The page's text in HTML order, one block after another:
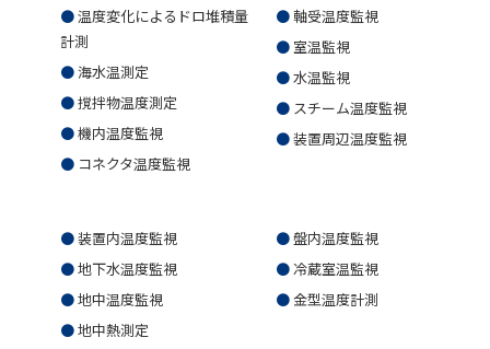
温度変化によるドロ堆積量
計測
海水温測定
撹拌物温度測定
機内温度監視
コネクタ温度監視
軸受温度監視
室温監視
水温監視
スチーム温度監視
装置周辺温度監視
装置内温度監視
地下水温度監視
地中温度監視
地中熱測定
盤内温度監視
冷蔵室温監視
金型温度計測